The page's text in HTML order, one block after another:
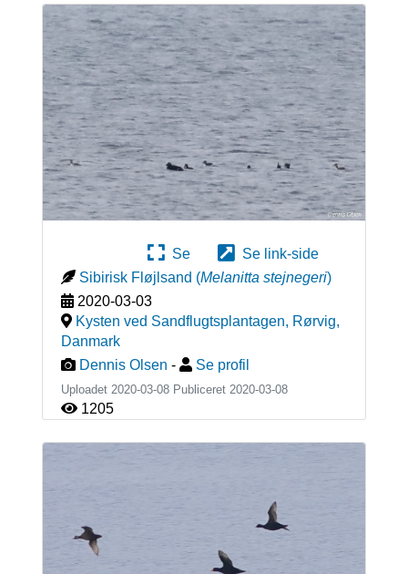
Se
Se link-side
Sibirisk Fløjlsand (Melanitta stejnegeri)
2020-03-03
Kysten ved Sandflugtsplantagen, Rørvig,
Danmark
Dennis Olsen - Se profil
Uploadet 2020-03-08 Publiceret 2020-03-08
1205